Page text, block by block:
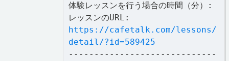
体験レッスンを行う場合の時間（分）:
レッスンのURL:
https://cafetalk.com/lessons/
detail/?id=589425
-----------------------------